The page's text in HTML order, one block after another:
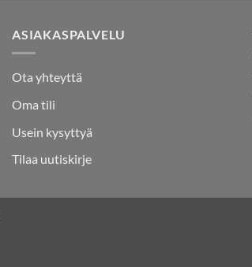
ASIAKASPALVELU
Ota yhteyttä
Oma tili
Usein kysyttyä
Tilaa uutiskirje